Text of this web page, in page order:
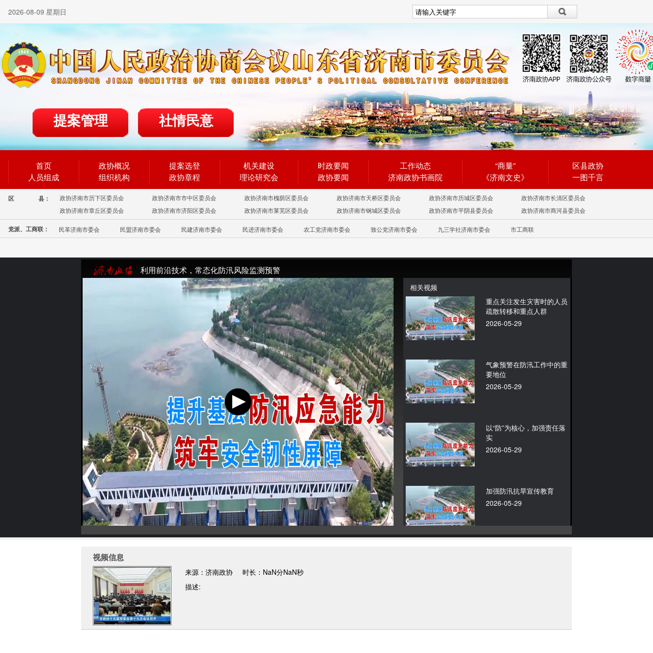
2026-08-09 星期日
繁體
提案管理 社情民意
首页
人员组成
政协概况
组织机构
提案选登
政协章程
机关建设
理论研究会
时政要闻
政协要闻
工作动态
济南政协书画院
“商量”
《济南文史》
区县政协
一图千言
区 县： 政协济南市历下区委员会 政协济南市市中区委员会 政协济南市槐荫区委员会 政协济南市天桥区委员会 政协济南市历城区委员会
政协济南市长清区委员会
政协济南市章丘区委员会
政协济南市济阳区委员会 政协济南市莱芜区委员会 政协济南市钢城区委员会 政协济南市平阴县委员会 政协济南市商河县委员会
党派、工商联： 民革济南市委会 民盟济南市委会 民建济南市委会 民进济南市委会 农工党济南市委会 致公党济南市委会 九三学社济南市委会 市工商联
利用前沿技术，常态化防汛风险监测预警
相关视频
重点关注发生灾害时的人员
疏散转移和重点人群
2026-05-29
气象预警在防汛工作中的重
要地位
2026-05-29
以“防”为核心，加强责任落
实
2026-05-29
加强防汛抗旱宣传教育
2026-05-29
视频信息
来源：济南政协
时长：NaN分NaN秒
描述: